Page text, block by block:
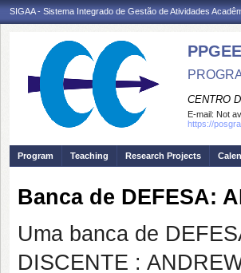
SIGAA - Sistema Integrado de Gestão de Atividades
CENTRO
E-mail: Not
https://
Program Teaching Research Projects
Banca de DEFESA:
Uma banca de
DISCENTE :